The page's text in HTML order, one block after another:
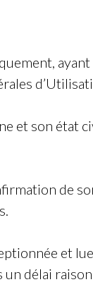
et son état
de
et
délai